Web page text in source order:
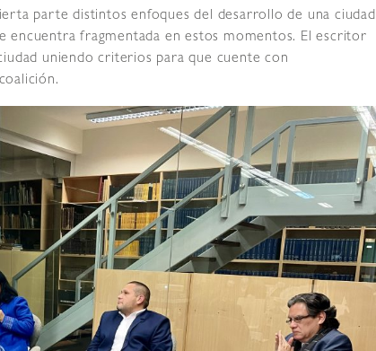
parte distintos enfoques del desarrollo de una ciudad
encuentra fragmentada en estos momentos. El escritor
uniendo criterios para que cuente con